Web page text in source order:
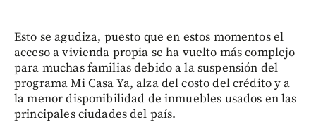
Esto se agudiza, puesto que en estos momentos el
acceso a vivienda propia se ha vuelto más complejo
para muchas familias debido a la suspensión del
programa Mi Casa Ya, alza del costo del crédito y a
la menor disponibilidad de inmuebles usados en las
principales ciudades del país.